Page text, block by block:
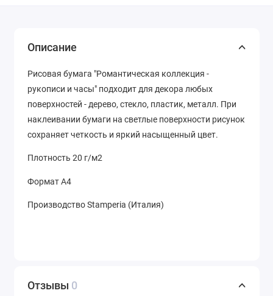
Описание
Рисовая бумага "Романтическая коллекция -
рукописи и часы" подходит для декора любых
поверхностей - дерево, стекло, пластик, металл. При
наклеивании бумаги на светлые поверхности рисунок
сохраняет четкость и яркий насыщенный цвет.
Плотность 20 г/м2
Формат А4
Производство Stamperia (Италия)
Отзывы 0